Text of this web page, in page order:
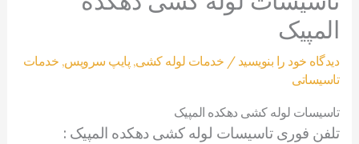
المپیک
دیدگاه‌ خود را بنویسید / خدمات لوله کشی, پایپ سرویس, خدمات
تاسیساتی
تاسیسات لوله کشی دهکده المپیک
تلفن فوری تاسیسات لوله کشی دهکده المپیک :